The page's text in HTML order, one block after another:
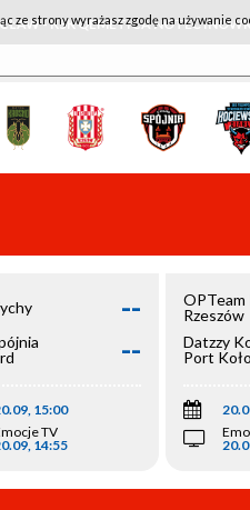
- KSK QEMETICA NOTEĆ
--
--
15:00
TV
14:55
OPTeam
Rzeszów
Datzzy
Port
ze strony wyrażasz zgodę na używanie